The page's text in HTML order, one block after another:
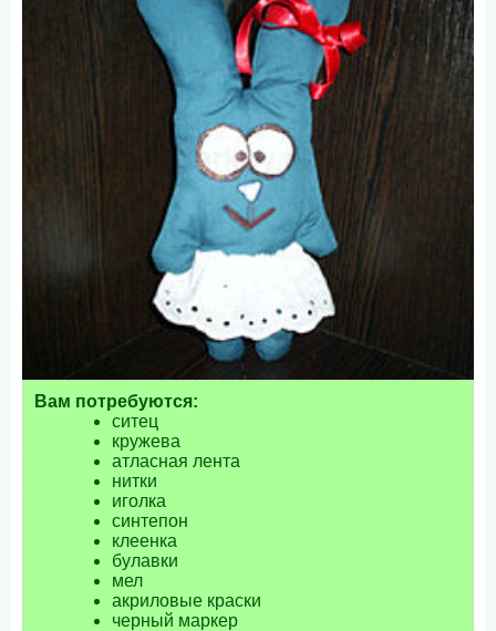
Вам потребуются:
ситец
кружева
атласная лента
нитки
иголка
синтепон
клеенка
булавки
мел
акриловые краски
черный маркер